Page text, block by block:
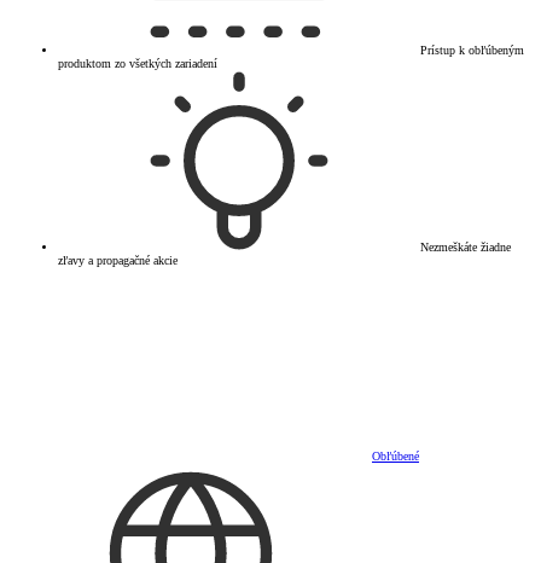
Prístup k obľúbeným
produktom zo všetkých zariadení
Nezmeškáte žiadne
zľavy a propagačné akcie
Obľúbené